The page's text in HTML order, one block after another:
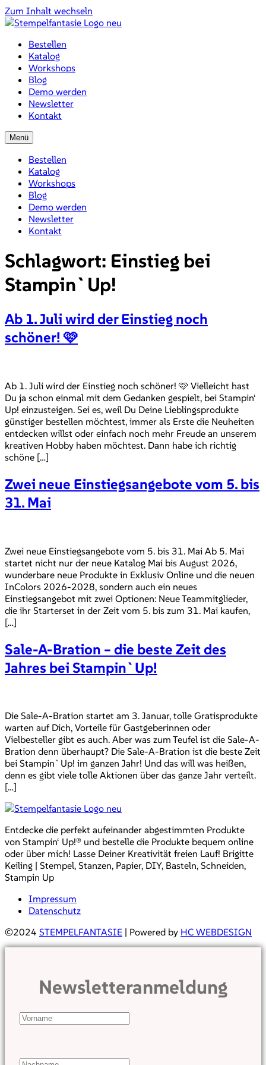
Zum Inhalt wechseln
Bestellen
Katalog
Workshops
Blog
Demo werden
Newsletter
Kontakt
Menü
Bestellen
Katalog
Workshops
Blog
Demo werden
Newsletter
Kontakt
Schlagwort: Einstieg bei
Stampin`Up!
Ab 1. Juli wird der Einstieg noch
schöner! 🩷
Ab 1. Juli wird der Einstieg noch schöner! 🩷 Vielleicht hast
Du ja schon einmal mit dem Gedanken gespielt, bei Stampin‘
Up! einzusteigen. Sei es, weil Du Deine Lieblingsprodukte
günstiger bestellen möchtest, immer als Erste die Neuheiten
entdecken willst oder einfach noch mehr Freude an unserem
kreativen Hobby haben möchtest. Dann habe ich richtig
schöne […]
Zwei neue Einstiegsangebote vom 5. bis
31. Mai
Zwei neue Einstiegsangebote vom 5. bis 31. Mai Ab 5. Mai
startet nicht nur der neue Katalog Mai bis August 2026,
wunderbare neue Produkte in Exklusiv Online und die neuen
InColors 2026-2028, sondern auch ein neues
Einstiegsangebot mit zwei Optionen: Neue Teammitglieder,
die ihr Starterset in der Zeit vom 5. bis zum 31. Mai kaufen,
[…]
Sale-A-Bration – die beste Zeit des
Jahres bei Stampin`Up!
Die Sale-A-Bration startet am 3. Januar, tolle Gratisprodukte
warten auf Dich, Vorteile für Gastgeberinnen oder
Vielbesteller gibt es auch. Aber was zum Teufel ist die Sale-A-
Bration denn überhaupt? Die Sale-A-Bration ist die beste Zeit
bei Stampin`Up! im ganzen Jahr! Und das will was heißen,
denn es gibt viele tolle Aktionen über das ganze Jahr verteilt.
[…]
Entdecke die perfekt aufeinander abgestimmten Produkte
von Stampin‘ Up!® und bestelle die Produkte bequem online
oder über mich! Lasse Deiner Kreativität freien Lauf! Brigitte
Keiling | Stempel, Stanzen, Papier, DIY, Basteln, Schneiden,
Stampin Up
Impressum
Datenschutz
©2024 STEMPELFANTASIE | Powered by HC WEBDESIGN
Newsletteranmeldung